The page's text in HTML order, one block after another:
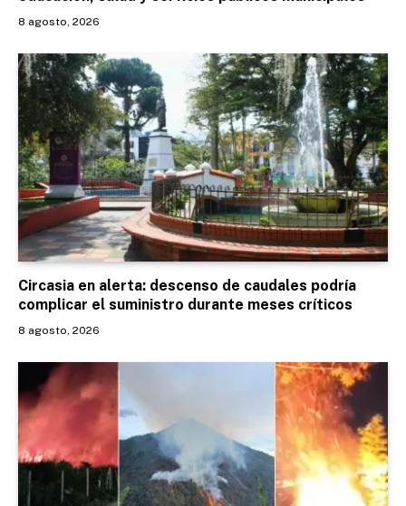
8 agosto, 2026
Circasia en alerta: descenso de caudales podría
complicar el suministro durante meses críticos
8 agosto, 2026